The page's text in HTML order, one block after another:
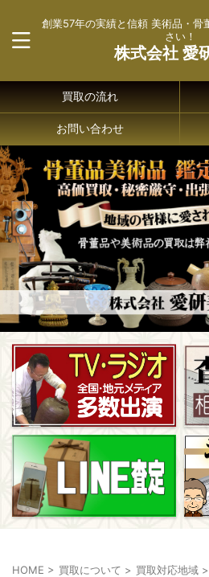
創業57年の実績と信頼 美術品・骨
さい！
株式会社 愛
買取の流れ
お問い合わせ
HOME > 買取について > 買取対応地域 >